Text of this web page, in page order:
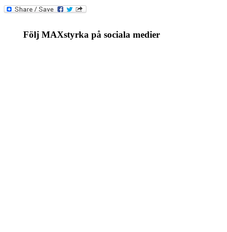
Följ MAXstyrka på sociala medier